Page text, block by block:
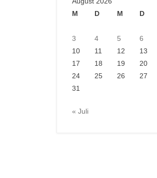
M
D M D
3
4 5 6
10
11 12 13
17
18 19 20
24
25 26 27
31
« Juli